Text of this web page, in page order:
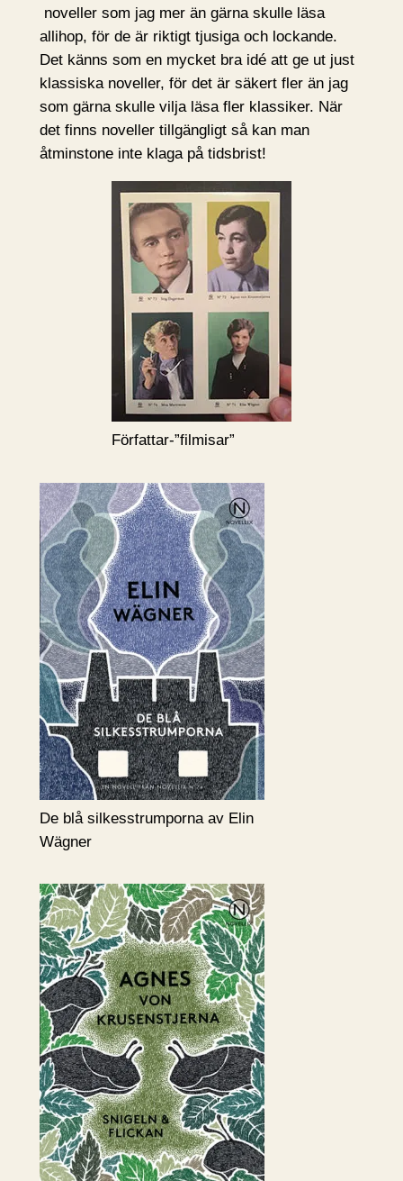
noveller som jag mer än gärna skulle läsa
allihop, för de är riktigt tjusiga och lockande.
Det känns som en mycket bra idé att ge ut just
klassiska noveller, för det är säkert fler än jag
som gärna skulle vilja läsa fler klassiker. När
det finns noveller tillgängligt så kan man
åtminstone inte klaga på tidsbrist!
Författar-”filmisar”
De blå silkesstrumporna av Elin
Wägner